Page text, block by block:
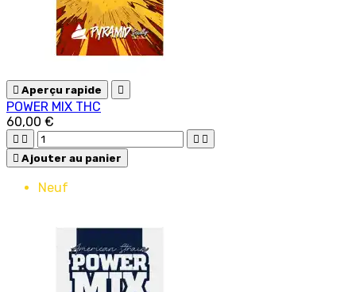
 Aperçu rapide 
POWER MIX THC
60,00 €
   
 Ajouter au panier
Neuf